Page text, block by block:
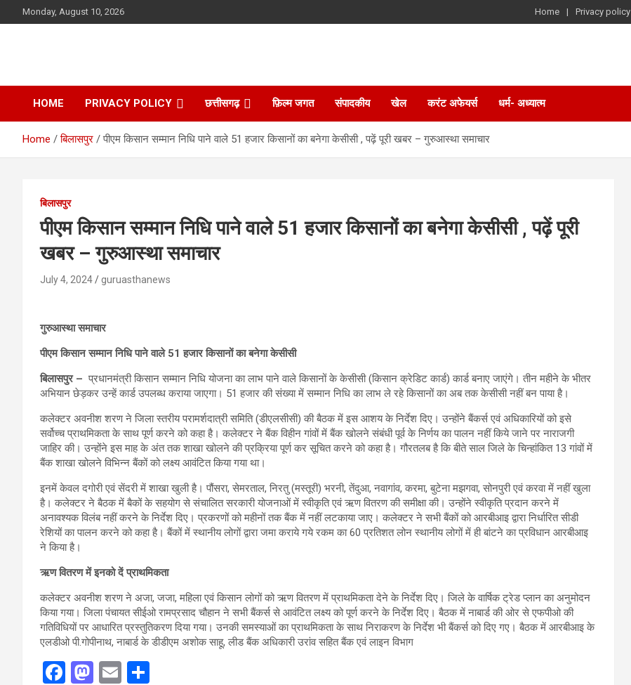
to
Monday, August 10, 2026 Home Privacy policy
HOME PRIVACY POLICY छत्तीसगढ़ फ़िल्म जगत संपादकीय खेल करंट अफेयर्स धर्म- अध्यात्म
Home बिलासपुर पीएम किसान सम्मान निधि पाने वाले 51 हजार किसानों का बनेगा केसीसी , पढ़ें पूरी खबर – गुरुआस्था समाचार
बिलासपुर
पीएम किसान सम्मान निधि पाने वाले 51 हजार किसानों का बनेगा केसीसी , पढ़ें पूरी
खबर – गुरुआस्था समाचार
July 4, 2024 guruasthanews
गुरुआस्था समाचार
पीएम किसान सम्मान निधि पाने वाले 51 हजार किसानों का बनेगा केसीसी
बिलासपुर –प्रधानमंत्री किसान सम्मान निधि योजना का लाभ पाने वाले किसानों के केसीसी (किसान क्रेडिट कार्ड) कार्ड बनाए जाएंगे। तीन महीने के भीतर
अभियान छेड़कर उन्हें कार्ड उपलब्ध कराया जाएगा। 51 हजार की संख्या में सम्मान निधि का लाभ ले रहे किसानों का अब तक केसीसी नहीं बन पाया है।
कलेक्टर अवनीश शरण ने जिला स्तरीय परामर्शदात्री समिति (डीएलसीसी) की बैठक में इस आशय के निर्देश दिए। उन्होंने बैंकर्स एवं अधिकारियों को इसे
सर्वोच्च प्राथमिकता के साथ पूर्ण करने को कहा है। कलेक्टर ने बैंक विहीन गांवों में बैंक खोलने संबंधी पूर्व के निर्णय का पालन नहीं किये जाने पर नाराजगी
जाहिर की। उन्होंने इस माह के अंत तक शाखा खोलने की प्रक्रिया पूर्ण कर सूचित करने को कहा है। गौरतलब है कि बीते साल जिले के चिन्हांकित 13 गांवों में
बैंक शाखा खोलने विभिन्न बैंकों को लक्ष्य आवंटित किया गया था।
इनमें केवल दगोरी एवं सेंदरी में शाखा खुली है। पौंसरा, सेमरताल, निरतु (मस्तूरी) भरनी, तेंदुआ, नवागांव, करमा, बुटेना मझगवा, सोनपुरी एवं करवा में नहीं खुला
है। कलेक्टर ने बैठक में बैकों के सहयोग से संचालित सरकारी योजनाओं में स्वीकृति एवं ऋण वितरण की समीक्षा की। उन्होंने स्वीकृति प्रदान करने में
अनावश्यक विलंब नहीं करने के निर्देश दिए। प्रकरणों को महीनों तक बैंक में नहीं लटकाया जाए। कलेक्टर ने सभी बैंकों को आरबीआइ द्वारा निर्धारित सीडी
रेशियों का पालन करने को कहा है। बैंकों में स्थानीय लोगों द्वारा जमा कराये गये रकम का 60 प्रतिशत लोन स्थानीय लोगों में ही बांटने का प्रविधान आरबीआइ
ने किया है।
ऋण वितरण में इनको दें प्राथमिकता
कलेक्टर अवनीश शरण ने अजा, जजा, महिला एवं किसान लोगों को ऋण वितरण में प्राथमिकता देने के निर्देश दिए। जिले के वार्षिक ट्रेड प्लान का अनुमोदन
किया गया। जिला पंचायत सीईओ रामप्रसाद चौहान ने सभी बैंकर्स से आवंटित लक्ष्य को पूर्ण करने के निर्देश दिए। बैठक में नाबार्ड की ओर से एफपीओ की
गतिविधियों पर आधारित प्रस्तुतिकरण दिया गया। उनकी समस्याओं का प्राथमिकता के साथ निराकरण के निर्देश भी बैंकर्स को दिए गए। बैठक में आरबीआइ के
एलडीओ पी.गोपीनाथ, नाबार्ड के डीडीएम अशोक साहू, लीड बैंक अधिकारी उरांव सहित बैंक एवं लाइन विभाग
F
M E